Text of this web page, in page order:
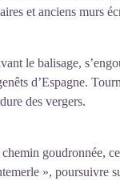
et anciens murs
le balisage,
d’Espagne.
des vergers.
goudronnée,
», poursuivre